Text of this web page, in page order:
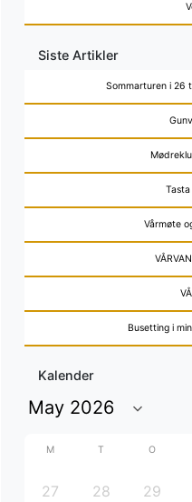
Siste Artikler
Sommarturen i 26
Vårmøte
Busetting i
Kalender
M T O
27 28 29